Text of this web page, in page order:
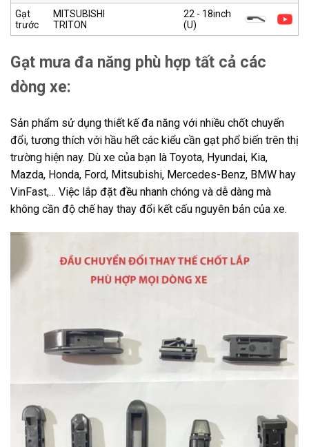
Gạt
trước
MITSUBISHI
TRITON
22 - 18inch
(U)
Gạt mưa đa năng phù hợp tất cả các
dòng xe:
Sản phẩm sử dụng thiết kế đa năng với nhiều chốt chuyển
đổi, tương thích với hầu hết các kiểu cần gạt phổ biến trên thị
trường hiện nay. Dù xe của bạn là Toyota, Hyundai, Kia,
Mazda, Honda, Ford, Mitsubishi, Mercedes-Benz, BMW hay
VinFast,… Việc lắp đặt đều nhanh chóng và dễ dàng mà
không cần độ chế hay thay đổi kết cấu nguyên bản của xe.